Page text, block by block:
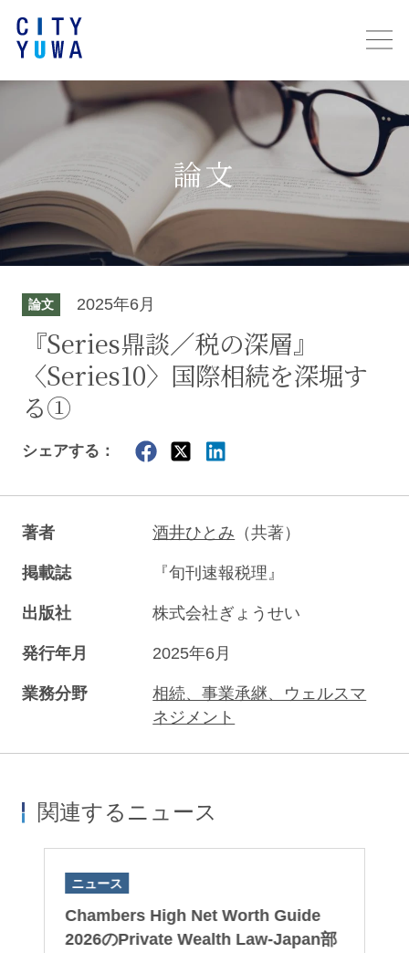
論文
論文 2025年6月
『Series鼎談／税の深層』
〈Series10〉国際相続を深堀す
る①
シェアする：
著者 酒井ひとみ （共著）
掲載誌 『旬刊速報税理』
出版社 株式会社ぎょうせい
発行年月 2025年6月
業務分野
相続、事業承継、ウェルスマ
ネジメント
関連するニュース
ニュース
Chambers High Net Worth Guide
2026のPrivate Wealth Law-Japan部